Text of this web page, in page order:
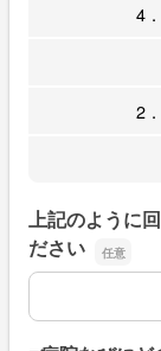
4
2
上記のように
ださい
上記のように